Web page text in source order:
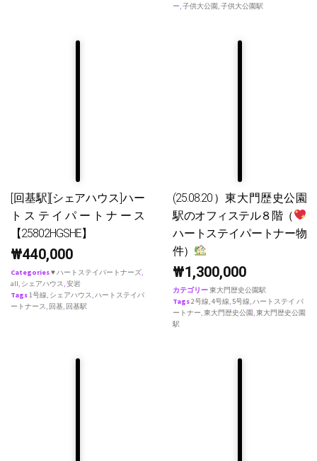
ー,子供大公園,子供大公園駅
[回基駅][シェアハウス]ハー
トステイパートナース
【25802HGSHE】
₩440,000
Categories♥ ハートステイパートナーズ,
all, シェアハウス,安岩
Tags1号線, シェアハウス,ハートステイパ
ートナース, 回基, 回基駅
(25.08.20）東大門歴史公園
駅のオフィステル８階（
ハートステイパートナー物
件）
₩1,300,000
カテゴリー東大門歴史公園駅
Tags2号線,4号線, 5号線,ハートステイ パ
ートナー,東大門歴史公園,東大門歴史公園
駅